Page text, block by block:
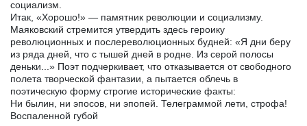
социализм.
Итак, «Хорошо!» — памятник революции и социализму.
Маяковский стремится утвердить здесь героику
революционных и послереволюционных будней: «Я дни беру
из ряда дней, что с тышей дней в родне. Из серой полосы
деньки...» Поэт подчеркивает, что отказывается от свободного
полета творческой фантазии, а пытается облечь в
поэтическую форму строгие исторические факты:
Ни былин, ни эпосов, ни эпопей. Телеграммой лети, строфа!
Воспаленной губой